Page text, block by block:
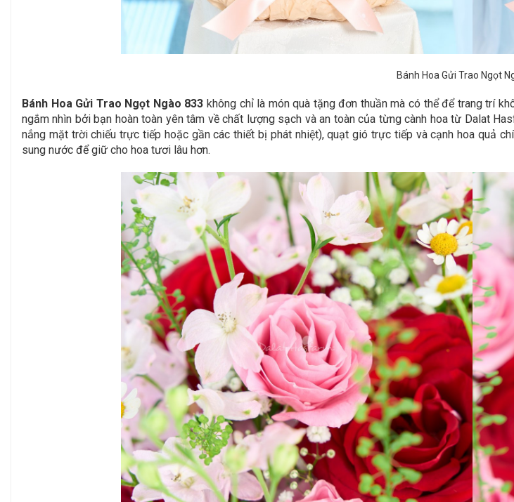
Bánh Hoa Gửi Trao Ngọt
Bánh Hoa Gửi Trao Ngọt Ngào 833 không chỉ là món quà tặng đơn thuần mà có thể để trang trí
ngắm nhìn bởi bạn hoàn toàn yên tâm về chất lượng sạch và an toàn của từng cành hoa từ Dalat
nắng mặt trời chiếu trực tiếp hoặc gần các thiết bị phát nhiệt), quạt gió trực tiếp và cạnh hoa quả
sung nước để giữ cho hoa tươi lâu hơn.